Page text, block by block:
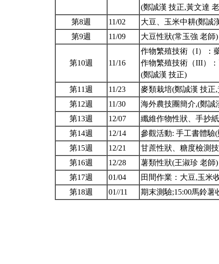
(鄭誠漢 技正,黃文達
第8週
11/02
大豆、玉米中耕(鄭誠
第9週
11/09 大豆性狀(常玉強 老師
第10週 11/16
作物繁殖技術（I）：
作物繁殖技術（III）
(鄭誠漢 技正)
第11週
11/23
麥類栽培(鄭誠漢 技正
第12週
11/30
海外農技團簡介,(鄭
第13週
12/07
纖維作物性狀、手抄
第14週
12/14
參觀活動: 手工書體驗
第15週
12/21
甘蔗性狀、糖度檢測
第16週
12/28
薯類性狀(王淑珍 老師
第17週
01/04
田間作業：大豆,玉米
第18週
01//11 期末測驗;15:00馬鈴薯